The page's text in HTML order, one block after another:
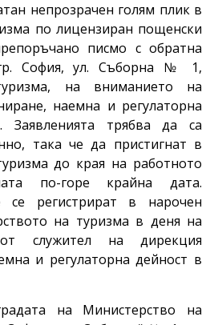
непрозрачен голям плик в
по лицензиран пощенски
писмо с обратна
София, ул. Съборна № 1,
на вниманието на
наемна и регулаторна
Заявленията трябва да са
така че да пристигнат в
до края на работното
по-горе крайна дата.
се регистрират в нарочен
на туризма в деня на
служител на дирекция
и регулаторна дейност в
на Министерство на